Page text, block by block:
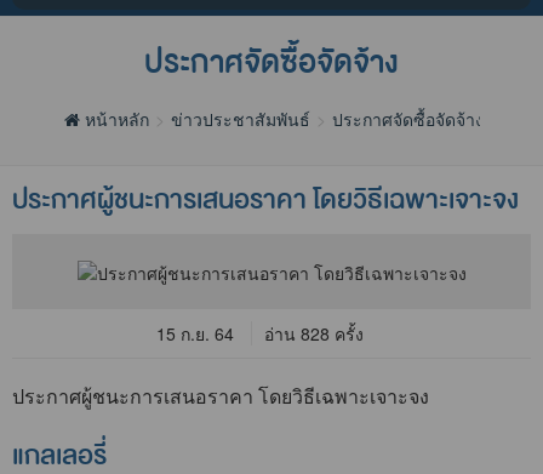
ประกาศจัดซื้อจัดจ้าง
หน้าหลัก ข่าวประชาสัมพันธ์ ประกาศจัดซื้อจัดจ้าง
ประกาศผู้ชนะการเสนอราคา โดยวิธีเฉพาะเจาะจง
15 ก.ย. 64 อ่าน 828 ครั้ง
ประกาศผู้ชนะการเสนอราคา โดยวิธีเฉพาะเจาะจง
แกลเลอรี่